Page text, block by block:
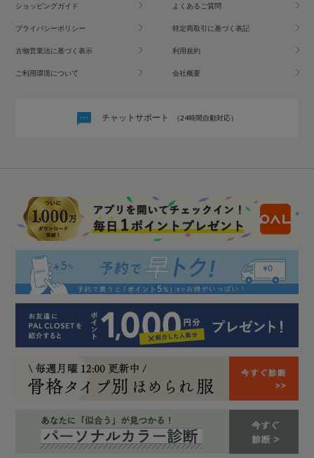
ショッピングガイド よくあるご質問
プライバシーポリシー 特定商取引に基づく表記
古物営業法に基づく表示 利用規約
ご利用環境について 会社概要
チャットサポート （24時間自動対応）